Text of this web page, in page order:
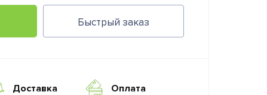
Быстрый заказ
Доставка Оплата